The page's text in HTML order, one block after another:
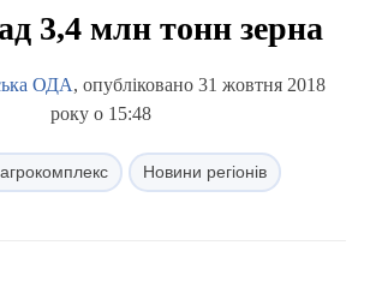
3,4 млн тонн зерна
ОДА, опубліковано 31 жовтня 2018
року о 15:48
Новини регіонів